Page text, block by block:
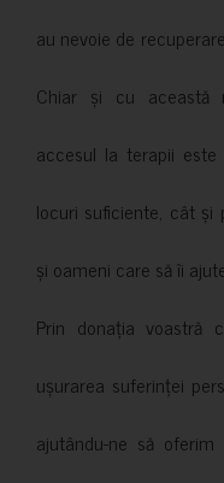
au nevoie de
Chiar și cu această
accesul la terapii
locuri suficiente, cât și
și oameni care să îi
Prin donația
ușurarea suferinței
ajutându-ne să